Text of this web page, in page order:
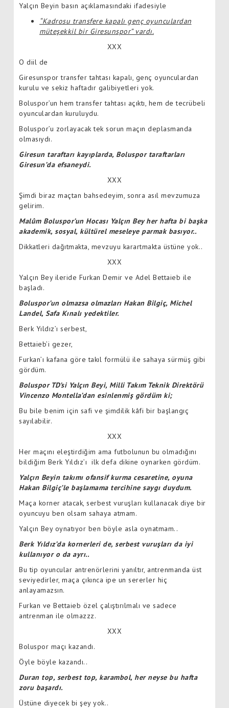
Yalçın Beyin basın açıklamasındaki ifadesiyle
“Kadrosu transfere kapalı genç oyunculardan
müteşekkil bir Giresunspor” vardı.
XXX
O diil de
Giresunspor transfer tahtası kapalı, genç oyunculardan
kurulu ve sekiz haftadır galibiyetleri yok.
Boluspor’un hem transfer tahtası açıktı, hem de tecrübeli
oyunculardan kuruluydu.
Boluspor’u zorlayacak tek sorun maçın deplasmanda
olmasıydı.
Giresun taraftarı kayıplarda, Boluspor taraftarları
Giresun’da efsaneydi.
XXX
Şimdi biraz maçtan bahsedeyim, sonra asıl mevzumuza
gelirim.
Malûm Boluspor’un Hocası Yalçın Bey her hafta bi başka
akademik, sosyal, kültürel meseleye parmak basıyor..
Dikkatleri dağıtmakta, mevzuyu karartmakta üstüne yok..
XXX
Yalçın Bey ileride Furkan Demir ve Adel Bettaieb ile
başladı.
Boluspor’un olmazsa olmazları Hakan Bilgiç, Michel
Landel, Safa Kınalı yedektiler.
Berk Yıldız’ı serbest,
Bettaieb’i gezer,
Furkan’ı kafana göre takıl formülü ile sahaya sürmüş gibi
gördüm.
Boluspor TD’si Yalçın Beyi, Milli Takım Teknik Direktörü
Vincenzo Montella’dan esinlenmiş gördüm ki;
Bu bile benim için safi ve şimdilik kâfi bir başlangıç
sayılabilir.
XXX
Her maçını eleştirdiğim ama futbolunun bu olmadığını
bildiğim Berk Yıldız’ı ilk defa dikine oynarken gördüm.
Yalçın Beyin takımı ofansif kurma cesaretine, oyuna
Hakan Bilgiç’le başlamama tercihine saygı duydum.
Maça korner atacak, serbest vuruşları kullanacak diye bir
oyuncuyu ben olsam sahaya atmam.
Yalçın Bey oynatıyor ben böyle asla oynatmam..
Berk Yıldız’da kornerleri de, serbest vuruşları da iyi
kullanıyor o da ayrı..
Bu tip oyuncular antrenörlerini yanıltır, antrenmanda üst
seviyedirler, maça çıkınca ipe un sererler hiç
anlayamazsın.
Furkan ve Bettaieb özel çalıştırılmalı ve sadece
antrenman ile olmazzz.
XXX
Boluspor maçı kazandı.
Öyle böyle kazandı..
Duran top, serbest top, karambol, her neyse bu hafta
zoru başardı.
Üstüne diyecek bi şey yok..